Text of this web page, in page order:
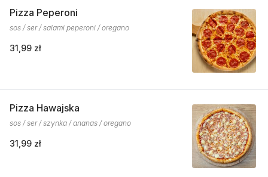
Pizza Peperoni
sos / ser / salami peperoni / oregano
31,99 zł
Pizza Hawajska
sos / ser / szynka / ananas / oregano
31,99 zł